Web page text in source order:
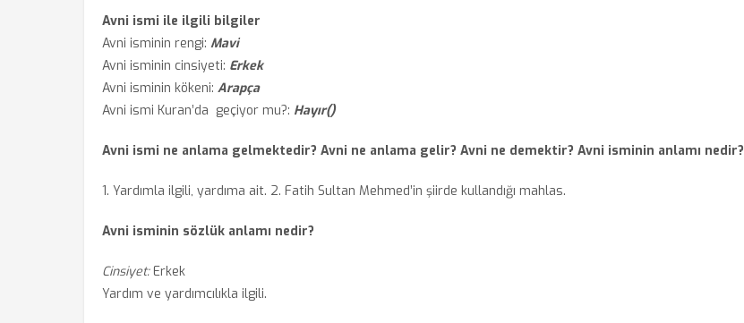
Avni ismi ile ilgili bilgiler
Avni isminin rengi: Mavi
Avni isminin cinsiyeti: Erkek
Avni isminin kökeni: Arapça
Avni ismi Kuran’da geçiyor mu?: Hayır()
Avni ismi ne anlama gelmektedir? Avni ne anlama gelir? Avni ne demektir? Avni isminin anlamı nedir?
1. Yardımla ilgili, yardıma ait. 2. Fatih Sultan Mehmed’in şiirde kullandığı mahlas.
Avni isminin sözlük anlamı nedir?
Cinsiyet:Erkek
Yardım ve yardımcılıkla ilgili.